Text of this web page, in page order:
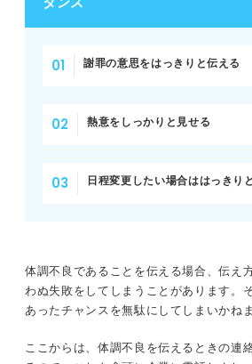
謝罪の意思をはっきりと伝える
熱意をしっかりと見せる
日程変更したい場合ははっきり
体調不良であることを伝える場合、伝え
わぬ失敗をしてしまうことがあります。
あったチャンスを無駄にしてしまいかね
ここからは、体調不良を伝えるときの連